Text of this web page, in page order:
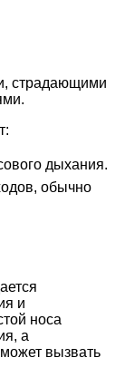
страдающими
дыхания.
обычно
и
носа
а
вызвать